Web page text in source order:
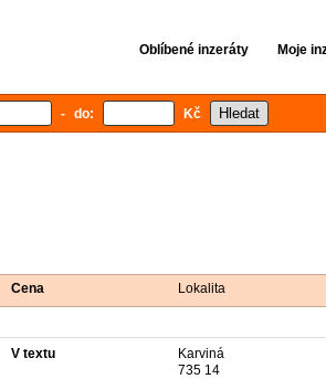
Oblíbené inzeráty Moje
- do: Kč
Cena Lokalita
V textu
Karviná
735 14